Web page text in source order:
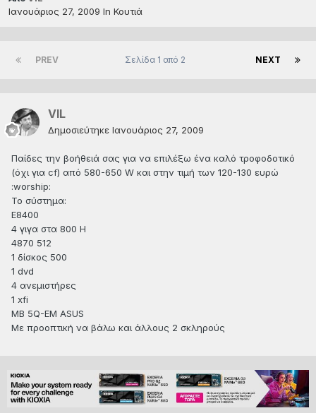
Ιανουάριος 27, 2009 In Κουτιά
PREV NEXT
Σελίδα 1 από 2
VIL
Δημοσιεύτηκε Ιανουάριος 27, 2009
Παίδες την βοήθειά σας για να επιλέξω ένα καλό τροφοδοτικό
(όχι για cf) από 580-650 W και στην τιμή των 120-130 ευρώ
:worship:
Το σύστημα:
Ε8400
4 γιγα στα 800 Η
4870 512
1 δίσκος 500
1 dvd
4 ανεμιστήρες
1 xfi
MB 5Q-ΕΜ ASUS
Με προοπτική να βάλω και άλλους 2 σκληρούς